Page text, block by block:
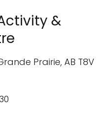
&
Prairie, AB T8V